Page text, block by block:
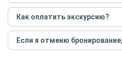
погоды аномально-сильный
предупредит вас об отмене,
карту. Во всех остальных
Если экскурсия
только для вас и вашей
экскурсии будут другие
условий конкретной экскурсии.
Как оплатить экскурсию?
Создайте заказ на удобную
предоплату как можно
путешественники не заняли
Если я отменю
При отмене за 48 часов или